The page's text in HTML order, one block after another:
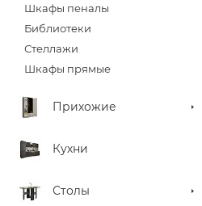
Шкафы пеналы
Библиотеки
Стеллажи
Шкафы прямые
Прихожие
Кухни
Столы